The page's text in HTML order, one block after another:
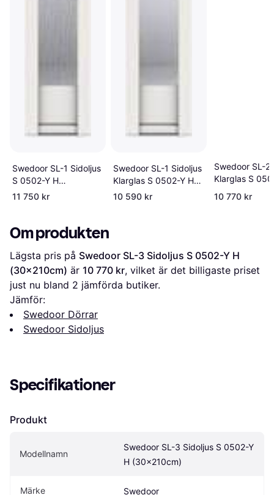
Swedoor SL-1 Sidoljus
S 0502-Y H
(50x210cm)
11 750 kr
Swedoor SL-1 Sidoljus
Klarglas S 0502-Y H
(40x210cm)
10 590 kr
Swedoor SL-2
Klarglas S
(40x210cm)
10 770 kr
Om produkten
Lägsta pris på Swedoor SL-3 Sidoljus S 0502-Y H
(30x210cm) är 10 770 kr, vilket är det billigaste priset
just nu bland 2 jämförda butiker.
Jämför:
Swedoor Dörrar
Swedoor Sidoljus
Specifikationer
Produkt
Modellnamn
Swedoor SL-3 Sidoljus S 0502-Y
H (30x210cm)
Märke Swedoor